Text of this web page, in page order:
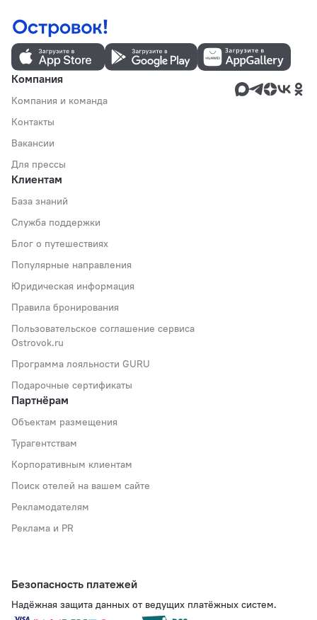
Компания
Компания и команда
Контакты
Вакансии
Для прессы
Клиентам
База знаний
Служба поддержки
Блог о путешествиях
Популярные направления
Юридическая информация
Правила бронирования
Пользовательское соглашение сервиса
Ostrovok.ru
Программа лояльности GURU
Подарочные сертификаты
Партнёрам
Объектам размещения
Турагентствам
Корпоративным клиентам
Поиск отелей на вашем сайте
Рекламодателям
Реклама и PR
Безопасность платежей
Надёжная защита данных от ведущих платёжных систем.